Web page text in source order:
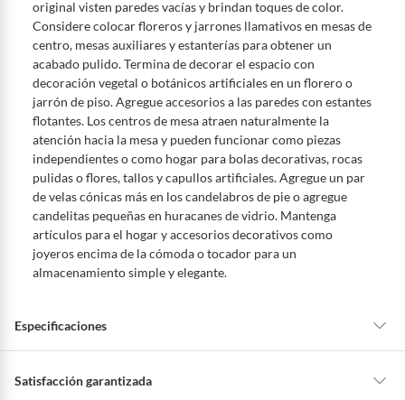
original visten paredes vacías y brindan toques de color.
Considere colocar floreros y jarrones llamativos en mesas de
centro, mesas auxiliares y estanterías para obtener un
acabado pulido. Termina de decorar el espacio con
decoración vegetal o botánicos artificiales en un florero o
jarrón de piso. Agregue accesorios a las paredes con estantes
flotantes. Los centros de mesa atraen naturalmente la
atención hacia la mesa y pueden funcionar como piezas
independientes o como hogar para bolas decorativas, rocas
pulidas o flores, tallos y capullos artificiales. Agregue un par
de velas cónicas más en los candelabros de pie o agregue
candelitas pequeñas en huracanes de vidrio. Mantenga
artículos para el hogar y accesorios decorativos como
joyeros encima de la cómoda o tocador para un
almacenamiento simple y elegante.
Especificaciones
Condicion del
Satisfacción garantizada